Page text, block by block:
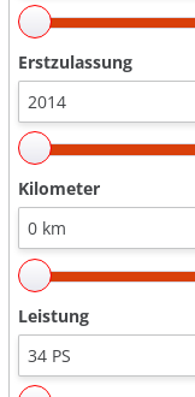
Erstzulassung
Kilometer
Leistung